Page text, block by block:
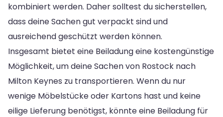
kombiniert werden. Daher solltest du sicherstellen,
dass deine Sachen gut verpackt sind und
ausreichend geschützt werden können.
Insgesamt bietet eine Beiladung eine kostengünstige
Möglichkeit, um deine Sachen von Rostock nach
Milton Keynes zu transportieren. Wenn du nur
wenige Möbelstücke oder Kartons hast und keine
eilige Lieferung benötigst, könnte eine Beiladung für